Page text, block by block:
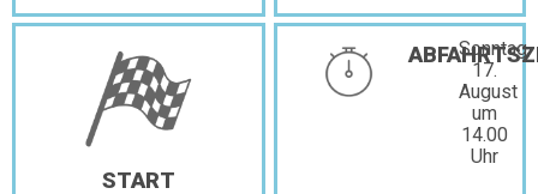
START
Sonntag,
17.
August
um
14.00
Uhr